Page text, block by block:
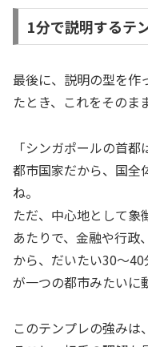
1分で説明するテ
最後に、説明の型を作
たとき、これをそのま
「シンガポールの首
都市国家だから、国全
ね。
ただ、中心地として象
あたりで、金融や行政
から、だいたい30〜
が一つの都市みたいに
このテンプレの強み